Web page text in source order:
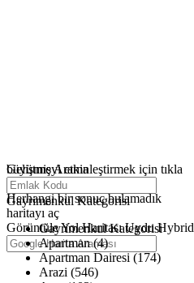
büyütmeyi etkinleştirmek için tıkla
Haritalar yükleniyor
Herhangi bir sonuç bulamadık
haritayı aç
GörüntüleYol Haritası Uydu Hybrid
Gelişmiş Arama
Gayrimenkul Kategorisi
Gayrimenkul Kategorisi
Apartman (4)
Apartman Dairesi (174)
Arazi (546)